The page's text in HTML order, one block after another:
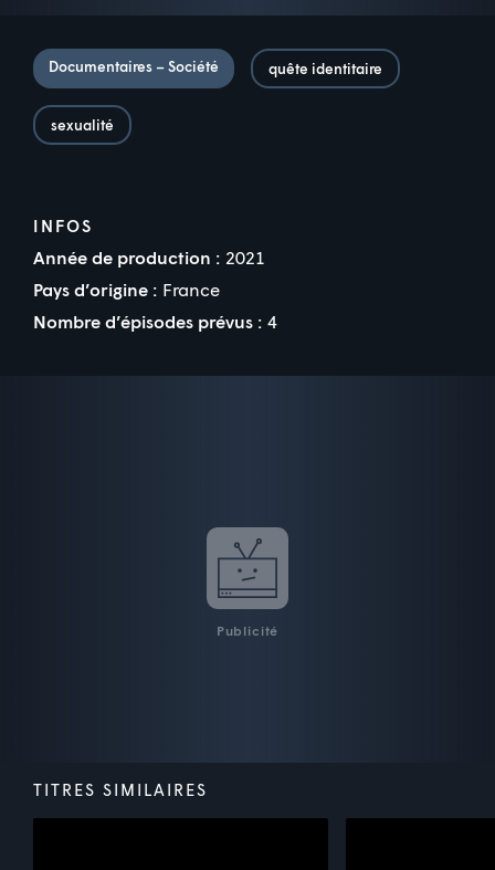
Documentaires – Société quête identitaire
sexualité
INFOS
Année de production : 2021
Pays d’origine : France
Nombre d’épisodes prévus : 4
Publicité
TITRES SIMILAIRES